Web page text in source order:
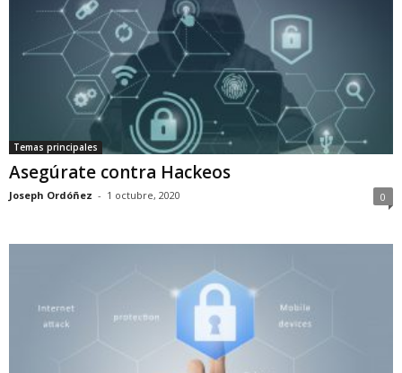
Temas principales
Asegúrate contra Hackeos
Joseph Ordóñez - 1 octubre, 2020 0